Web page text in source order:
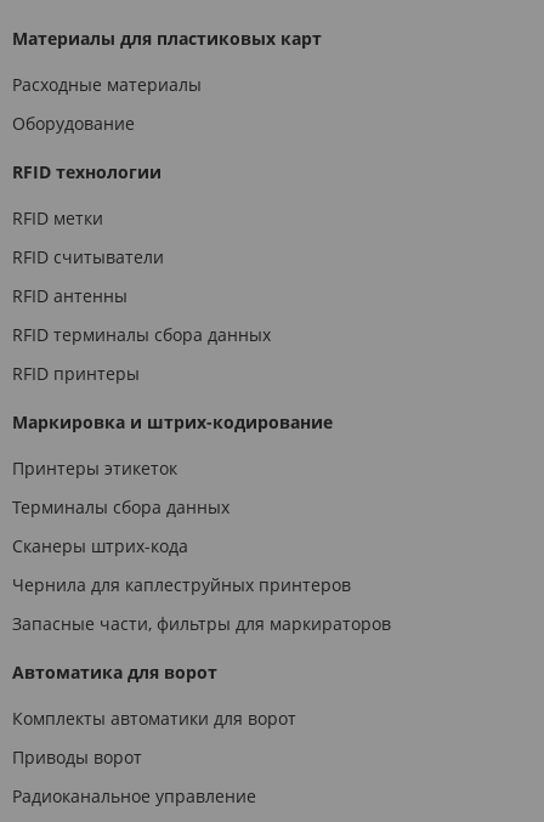
Материалы для пластиковых карт
Расходные материалы
Оборудование
RFID технологии
RFID метки
RFID считыватели
RFID антенны
RFID терминалы сбора данных
RFID принтеры
Маркировка и штрих-кодирование
Принтеры этикеток
Терминалы сбора данных
Сканеры штрих-кода
Чернила для каплеструйных принтеров
Запасные части, фильтры для маркираторов
Автоматика для ворот
Комплекты автоматики для ворот
Приводы ворот
Радиоканальное управление